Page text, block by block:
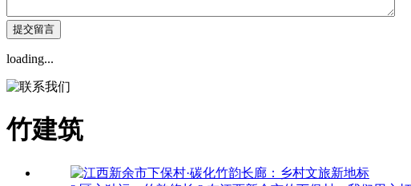
loading...
竹建筑